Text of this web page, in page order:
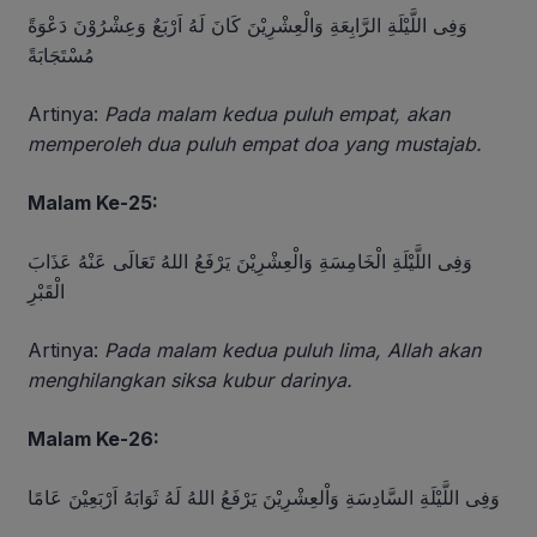
وَفِى اللَّيْلَةِ الرَّابِعَةِ وَالْعِشْرِيْنَ كَانَ لَهُ اَرْبَعٌ وَعِشْرُوْنَ دَعْوَةً
مُسْتَجَابَةً
Artinya: Pada malam kedua puluh empat, akan
memperoleh dua puluh empat doa yang mustajab.
Malam Ke-25:
وَفِى اللَّيْلَةِ الْخَامِسَةِ وَالْعِشْرِيْنَ يَرْفَعُ اللهُ تَعَالَى عَنْهُ عَذَابَ
الْقَبْرِ
Artinya: Pada malam kedua puluh lima, Allah akan
menghilangkan siksa kubur darinya.
Malam Ke-26:
وَفِى اللَّيْلَةِ السَّادِسَةِ وَاْلعِشْرِيْنَ يَرْفَعُ اللهُ لَهُ ثَوَابَهُ اَرْبَعِيْنَ عَامًا